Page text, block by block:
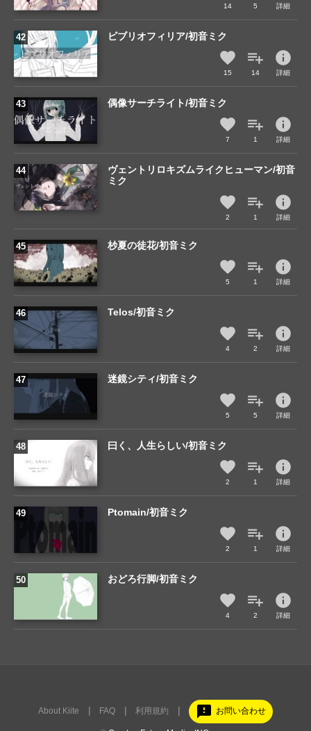
14 5 詳細
ビブリオフィリア/初音ミク
15 14
info
詳細
偶像サーチライト/初音ミク
7 1
info
詳細
ヴェントリロキズムライクヒューマン/初音
ミク
2 1
info
詳細
杪夏の徒花/初音ミク
5 1
info
詳細
Telos/初音ミク
4 2
info
詳細
迷鏡シティ/初音ミク
5 5
info
詳細
曰く、人生らしい/初音ミク
2 1
info
詳細
Ptomain/初音ミク
2 1
info
詳細
おどろ行脚/初音ミク
4 2
info
詳細
About Kiite FAQ 利用規約 feedback お問い合わせ